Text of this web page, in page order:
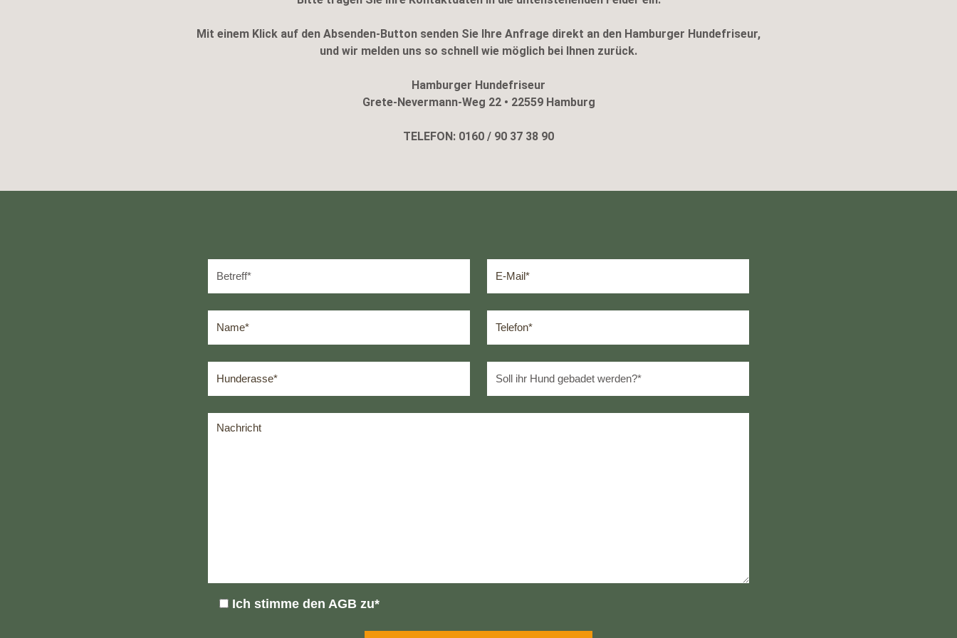
Mit einem Klick auf den Absenden-Button senden Sie Ihre Anfrage direkt an den Hamburger Hundefriseur,
und wir melden uns so schnell wie möglich bei Ihnen zurück.
Hamburger Hundefriseur
Grete-Nevermann-Weg 22 • 22559 Hamburg
TELEFON: 0160 / 90 37 38 90
Ich stimme den AGB zu*